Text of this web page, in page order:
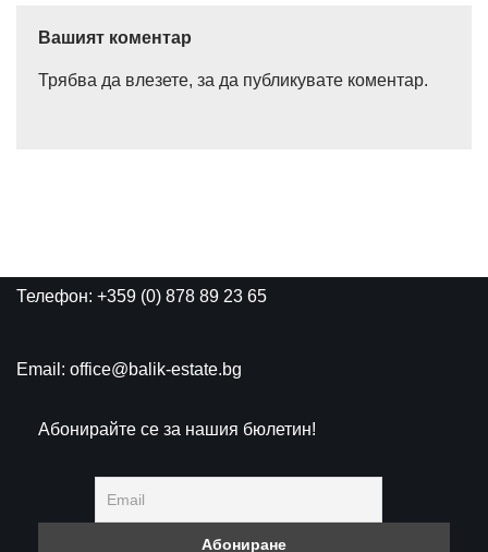
Вашият коментар
Трябва да влезете, за да публикувате коментар.
Телефон: +359 (0) 878 89 23 65
Email: office@balik-estate.bg
Абонирайте се за нашия бюлетин!